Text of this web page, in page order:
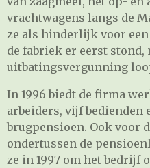
vrachtwagens langs de
ze als hinderlijk voor
de fabriek er eerst stond,
uitbatingsvergunning
In 1996 biedt de firma
arbeiders, vijf bedienden
brugpensioen. Ook voor
ondertussen de
ze in 1997 om het bedrijf